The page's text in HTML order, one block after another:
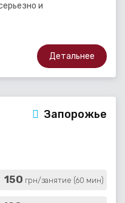
и
Детальнее
Запорожье
150 грн/занятие (60 мин)